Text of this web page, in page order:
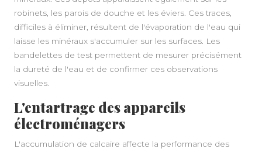
robinets, les parois de douche et les éviers. Ces traces,
difficiles à éliminer, résultent de l'évaporation de l'eau qui
laisse les minéraux s'accumuler sur les surfaces. Les
bandelettes de test permettent de mesurer précisément
la dureté de l'eau et de confirmer ces observations
visuelles.
L'entartrage des appareils
électroménagers
L'accumulation de calcaire affecte la performance des